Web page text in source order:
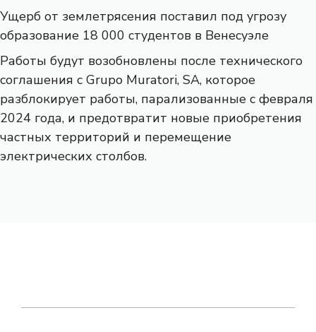
Ущерб от землетрясения поставил под угрозу
образование 18 000 студентов в Венесуэле
Работы будут возобновлены после технического
соглашения с Grupo Muratori, SA, которое
разблокирует работы, парализованные с февраля
2024 года, и предотвратит новые приобретения
частных территорий и перемещение
электрических столбов.